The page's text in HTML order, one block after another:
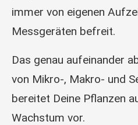
immer von eigenen
Messgeräten befreit.
Das genau aufeinander
von Mikro-, Makro- und
bereitet Deine Pflanzen
Wachstum vor.